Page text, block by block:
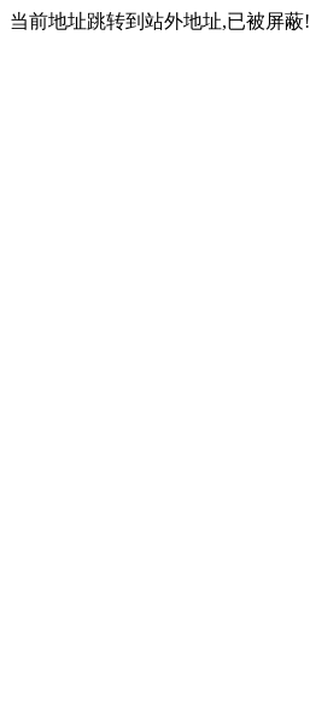
当前地址跳转到站外地址,已被屏蔽!